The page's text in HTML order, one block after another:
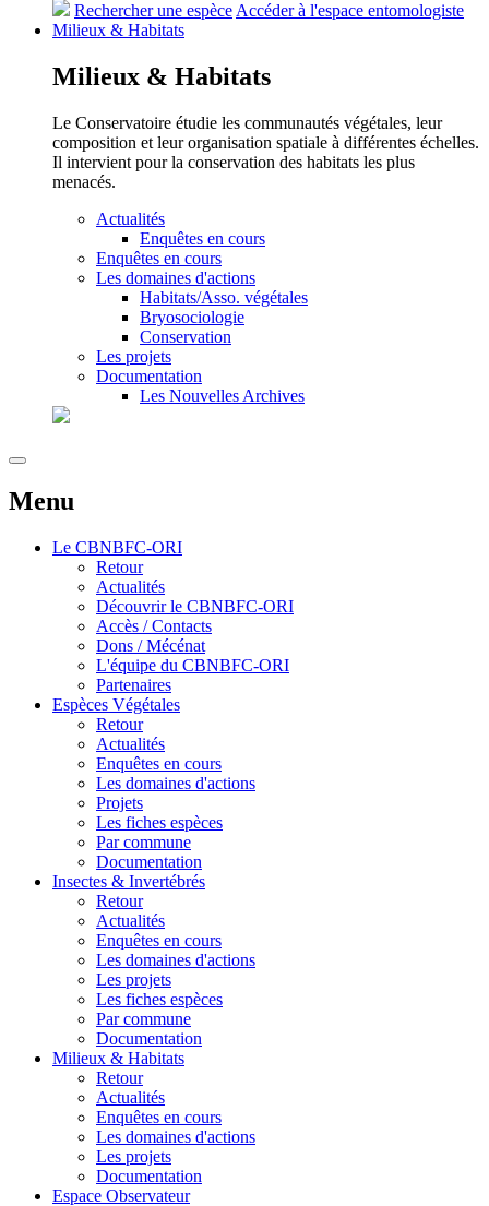
Rechercher une espèce Accéder à l'espace entomologiste
Milieux & Habitats
Milieux & Habitats
Le Conservatoire étudie les communautés végétales, leur
composition et leur organisation spatiale à différentes échelles.
Il intervient pour la conservation des habitats les plus
menacés.
Actualités
Enquêtes en cours
Enquêtes en cours
Les domaines d'actions
Habitats/Asso. végétales
Bryosociologie
Conservation
Les projets
Documentation
Les Nouvelles Archives
Menu
Le CBNBFC-ORI
Retour
Actualités
Découvrir le CBNBFC-ORI
Accès / Contacts
Dons / Mécénat
L'équipe du CBNBFC-ORI
Partenaires
Espèces Végétales
Retour
Actualités
Enquêtes en cours
Les domaines d'actions
Projets
Les fiches espèces
Par commune
Documentation
Insectes & Invertébrés
Retour
Actualités
Enquêtes en cours
Les domaines d'actions
Les projets
Les fiches espèces
Par commune
Documentation
Milieux & Habitats
Retour
Actualités
Enquêtes en cours
Les domaines d'actions
Les projets
Documentation
Espace Observateur